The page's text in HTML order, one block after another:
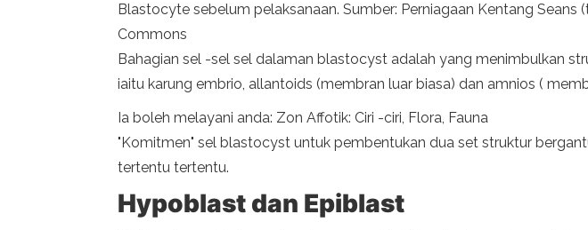
Blastocyte sebelum pelaksanaan. Sumber: Perniagaan Kentang
Commons
Bahagian sel -sel sel dalaman blastocyst adalah yang menimbulkan
iaitu karung embrio, allantoids (membran luar biasa) dan amnios (
Ia boleh melayani anda: Zon Affotik: Ciri -ciri, Flora, Fauna
"Komitmen" sel blastocyst untuk pembentukan dua set struktur
tertentu tertentu.
Hypoblast dan Epiblast